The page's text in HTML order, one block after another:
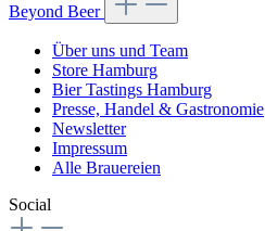
Beyond Beer
Über uns und Team
Store Hamburg
Bier Tastings Hamburg
Presse, Handel & Gastronomie
Newsletter
Impressum
Alle Brauereien
Social